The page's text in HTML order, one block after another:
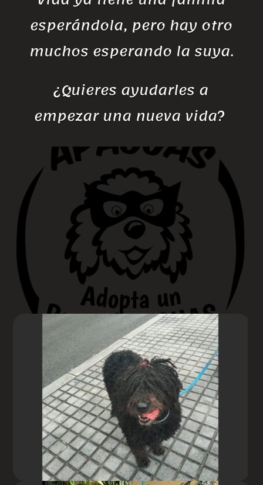
esperándola, pero hay otro
muchos esperando la suya.
¿Quieres ayudarles a
empezar una nueva vida?